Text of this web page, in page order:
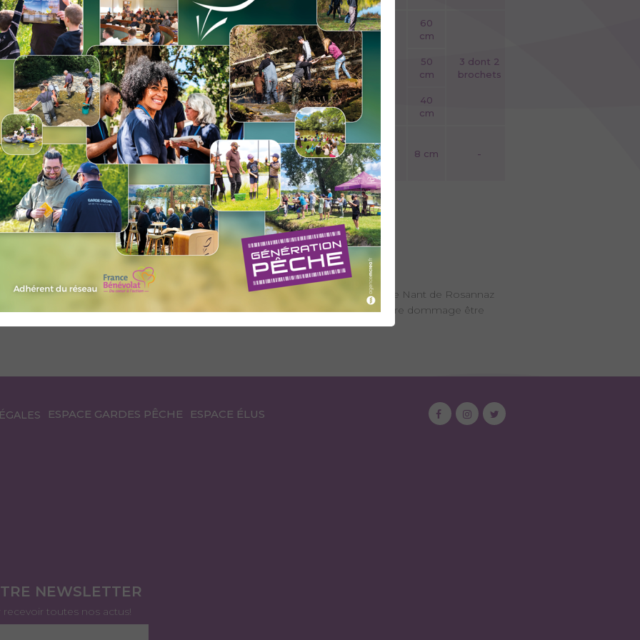
60
cm
3 dont 2
brochets
- -
60
cm
3 dont 2
brochets
60
cm
3 dont 2
brochets
50
cm
- - -
50
cm
40
cm
- -
40
cm
40
cm
8 cm - 8 cm - 8 cm - 8 cm -
d'Aiguebelette
les cours d'eau et plans d'eau de 1ère catégorie (hors Lac du Bourget)
la présence improbable de cette espèce
et fenêtre de capture 25-30cm sur le Chéran : En aval de la confluence avec le Nant de Rosannaz
à 25 cm ou supérieures à 30 cm devront immédiatement et à moindre dommage être
ESPACE GARDES PÊCHE ESPACE ÉLUS
NEWSLETTER
toutes nos actus!